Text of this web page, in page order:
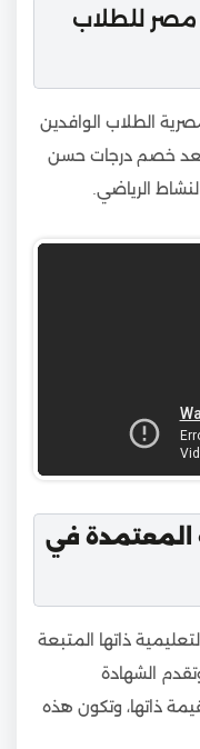
للطلاب
الطلاب الوافدين
من 50%، ولكن بعد خصم درجات حسن
الرياضي.
المعتمدة في
ذاتها المتبعة
الشهادة
ذاتها، وتكون هذه